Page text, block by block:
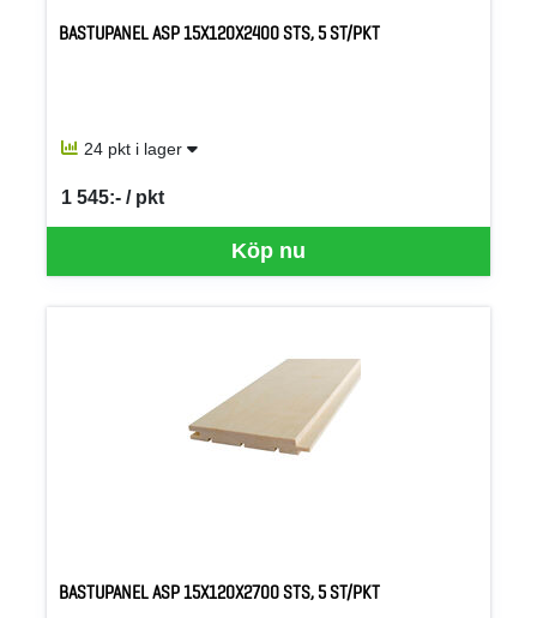
BASTUPANEL ASP 15X120X2400 STS, 5 ST/PKT
24 pkt i lager
Köp nu
1 545:- / pkt
SEK per PKT
BASTUPANEL ASP 15X120X2700 STS, 5 ST/PKT